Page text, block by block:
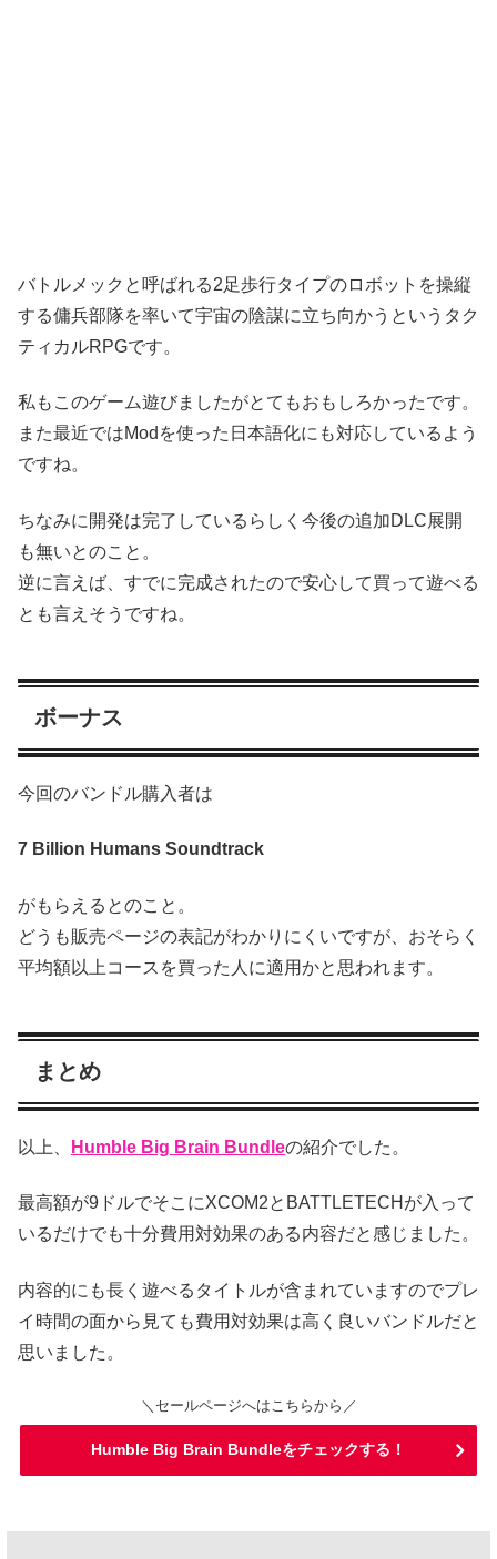
バトルメックと呼ばれる2足歩行タイプのロボットを操縦
する傭兵部隊を率いて宇宙の陰謀に立ち向かうというタク
ティカルRPGです。
私もこのゲーム遊びましたがとてもおもしろかったです。
また最近ではModを使った日本語化にも対応しているよう
ですね。
ちなみに開発は完了しているらしく今後の追加DLC展開
も無いとのこと。
逆に言えば、すでに完成されたので安心して買って遊べる
とも言えそうですね。
ボーナス
今回のバンドル購入者は
7 Billion Humans Soundtrack
がもらえるとのこと。
どうも販売ページの表記がわかりにくいですが、おそらく
平均額以上コースを買った人に適用かと思われます。
まとめ
以上、 Humble Big Brain Bundleの紹介でした。
最高額が9ドルでそこにXCOM2とBATTLETECHが入って
いるだけでも十分費用対効果のある内容だと感じました。
内容的にも長く遊べるタイトルが含まれていますのでプレ
イ時間の面から見ても費用対効果は高く良いバンドルだと
思いました。
＼セールページへはこちらから／
Humble Big Brain Bundleをチェックする！